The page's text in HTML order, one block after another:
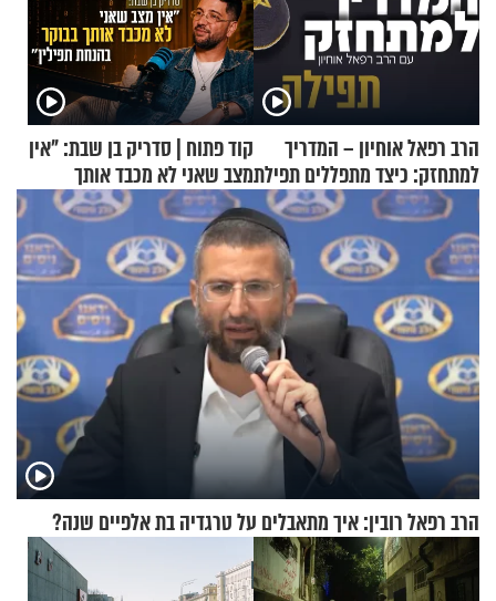
הרב רפאל אוחיון – המדריך
למתחזק: כיצד מתפללים תפילת
שמונה עשרה?
קוד פתוח | סדריק בן שבת: "אין
מצב שאני לא מכבד אותך
בבוקר בהנחת תפילין"
הרב רפאל רובין: איך מתאבלים על טרגדיה בת אלפיים שנה?